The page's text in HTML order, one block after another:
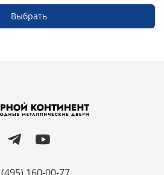
Выбрать